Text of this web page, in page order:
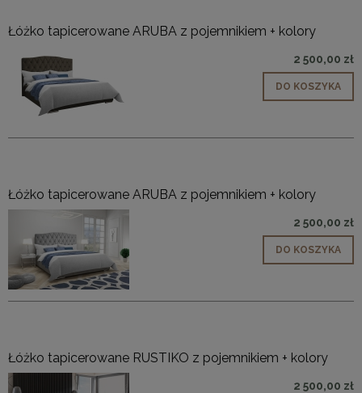
Łóżko tapicerowane ARUBA z pojemnikiem + kolory
2 500,00 zł
DO KOSZYKA
Łóżko tapicerowane ARUBA z pojemnikiem + kolory
2 500,00 zł
DO KOSZYKA
Łóżko tapicerowane RUSTIKO z pojemnikiem + kolory
2 500,00 zł